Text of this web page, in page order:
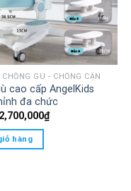
GÙ - CHỐNG CẬN
cao cấp AngelKids
đa chức
₫Giá
hiện
hàng